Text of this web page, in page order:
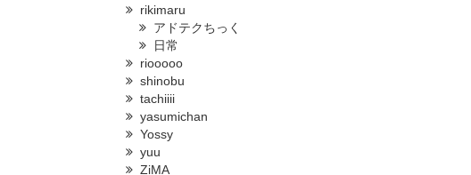
rikimaru
アドテクちっく
日常
riooooo
shinobu
tachiiii
yasumichan
Yossy
yuu
ZiMA